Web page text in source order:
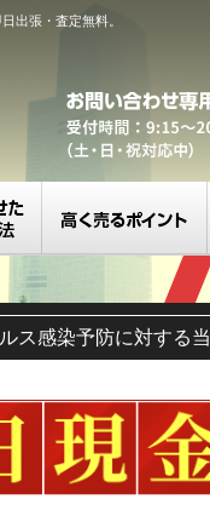
出張・査定無料。
ス感染予防に対する